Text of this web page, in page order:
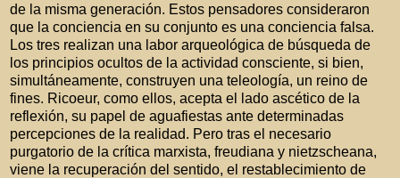
de la misma generación. Estos pensadores consideraron
que la conciencia en su conjunto es una conciencia falsa.
Los tres realizan una labor arqueológica de búsqueda de
los principios ocultos de la actividad consciente, si bien,
simultáneamente, construyen una teleología, un reino de
fines. Ricoeur, como ellos, acepta el lado ascético de la
reflexión, su papel de aguafiestas ante determinadas
percepciones de la realidad. Pero tras el necesario
purgatorio de la crítica marxista, freudiana y nietzscheana,
viene la recuperación del sentido, el restablecimiento de